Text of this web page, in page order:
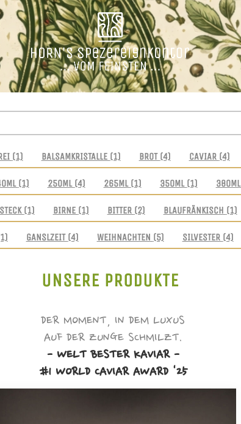
(1) BALSAMKRISTALLE (1) BROT (4) CAVIAR (4)
(1) 250ML (4) 265ML (1) 350ML (1) 380ML
(1) BIRNE (1) BITTER (2) BLAUFRÄNKISCH (1)
GANSLZEIT (4) WEIHNACHTEN (5) SILVESTER (4)
UNSERE PRODUKTE
DER MOMENT, IN DEM LUXUS
AUF DER ZUNGE SCHMILZT.
- WELT BESTER KAVIAR -
#1 WORLD CAVIAR AWARD '25